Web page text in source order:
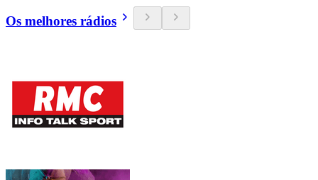
Os melhores rádios